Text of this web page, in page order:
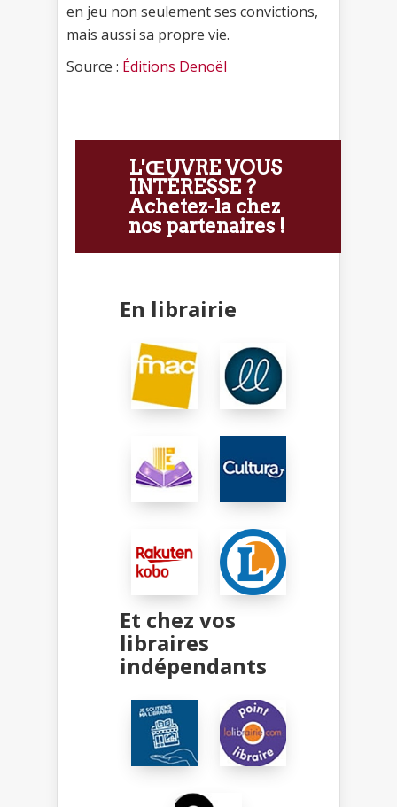
en jeu non seulement ses convictions,
mais aussi sa propre vie.
Source : Éditions Denoël
L'ŒUVRE VOUS
INTÉRESSE ?
Achetez-la chez
nos partenaires !
En librairie
Et chez vos
libraires
indépendants